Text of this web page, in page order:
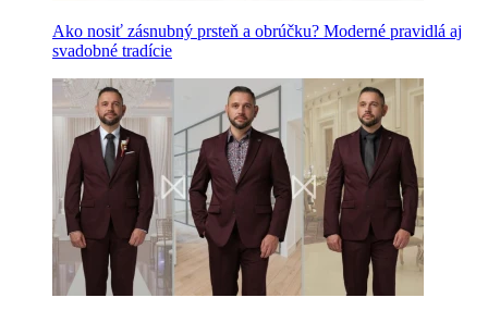
Ako nosiť zásnubný prsteň a obrúčku? Moderné pravidlá aj
svadobné tradície